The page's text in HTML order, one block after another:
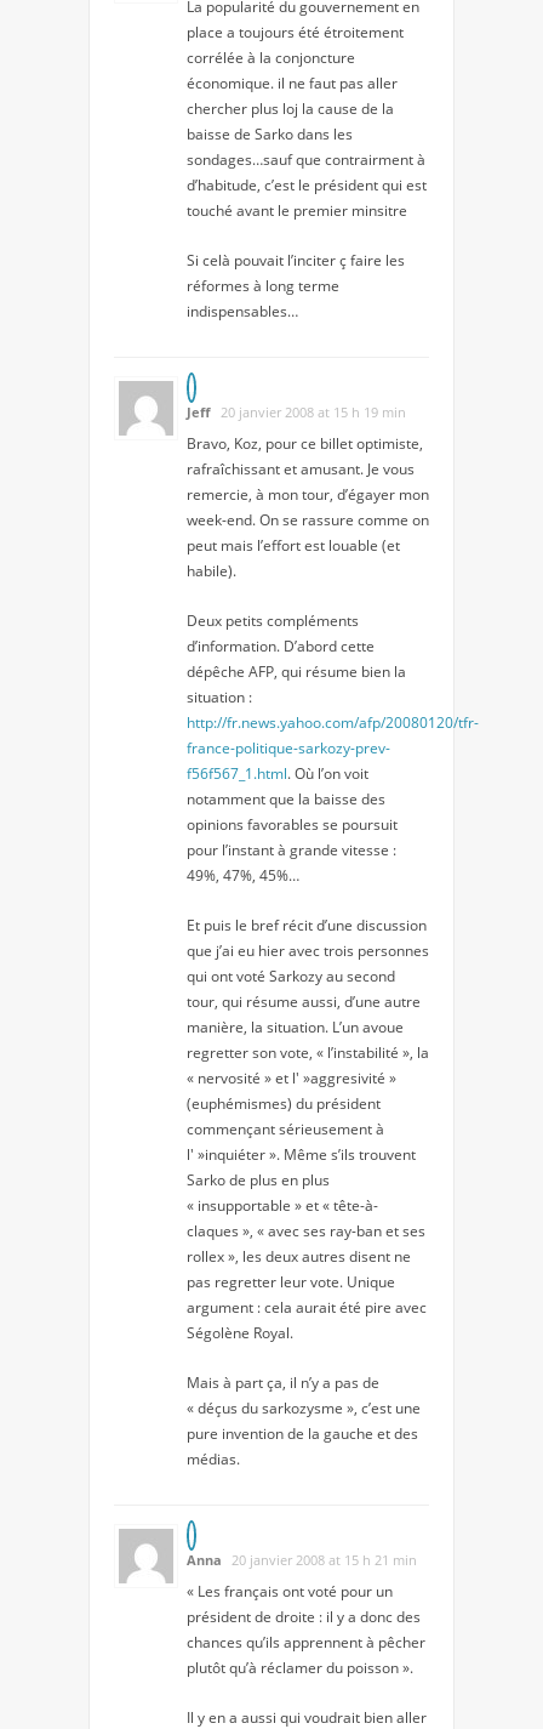
La popularité du gouvernement en
place a toujours été étroitement
corrélée à la conjoncture
économique. il ne faut pas aller
chercher plus loj la cause de la
baisse de Sarko dans les
sondages…sauf que contrairment à
d’habitude, c’est le président qui est
touché avant le premier minsitre
Si celà pouvait l’inciter ç faire les
réformes à long terme
indispensables…
Jeff 20 janvier 2008 at 15 h 19 min
Bravo, Koz, pour ce billet optimiste,
rafraîchissant et amusant. Je vous
remercie, à mon tour, d’égayer mon
week-end. On se rassure comme on
peut mais l’effort est louable (et
habile).
Deux petits compléments
d’information. D’abord cette
dépêche AFP, qui résume bien la
situation :
http://fr.news.yahoo.com/afp/20080120/tfr-
france-politique-sarkozy-prev-
f56f567_1.html. Où l’on voit
notamment que la baisse des
opinions favorables se poursuit
pour l’instant à grande vitesse :
49%, 47%, 45%…
Et puis le bref récit d’une discussion
que j’ai eu hier avec trois personnes
qui ont voté Sarkozy au second
tour, qui résume aussi, d’une autre
manière, la situation. L’un avoue
regretter son vote, « l’instabilité », la
« nervosité » et l' »aggresivité »
(euphémismes) du président
commençant sérieusement à
l' »inquiéter ». Même s’ils trouvent
Sarko de plus en plus
« insupportable » et « tête-à-
claques », « avec ses ray-ban et ses
rollex », les deux autres disent ne
pas regretter leur vote. Unique
argument : cela aurait été pire avec
Ségolène Royal.
Mais à part ça, il n’y a pas de
« déçus du sarkozysme », c’est une
pure invention de la gauche et des
médias.
Anna 20 janvier 2008 at 15 h 21 min
« Les français ont voté pour un
président de droite : il y a donc des
chances qu’ils apprennent à pêcher
plutôt qu’à réclamer du poisson ».
Il y en a aussi qui voudrait bien aller